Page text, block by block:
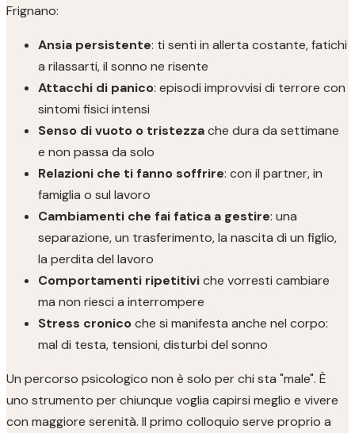
Frignano:
Ansia persistente: ti senti in allerta costante, fatichi
a rilassarti, il sonno ne risente
Attacchi di panico: episodi improvvisi di terrore con
sintomi fisici intensi
Senso di vuoto o tristezzache dura da settimane
e non passa da solo
Relazioni che ti fanno soffrire: con il partner, in
famiglia o sul lavoro
Cambiamenti che fai fatica a gestire: una
separazione, un trasferimento, la nascita di un figlio,
la perdita del lavoro
Comportamenti ripetitiviche vorresti cambiare
ma non riesci a interrompere
Stress cronicoche si manifesta anche nel corpo:
mal di testa, tensioni, disturbi del sonno
Un percorso psicologico non è solo per chi sta "male". È
uno strumento per chiunque voglia capirsi meglio e vivere
con maggiore serenità. Il primo colloquio serve proprio a